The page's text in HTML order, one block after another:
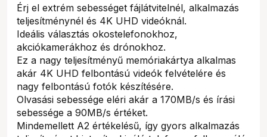
Érj el extrém sebességet fájlátvitelnél, alkalmazás
teljesítménynél és 4K UHD videóknál.
Ideális választás okostelefonokhoz,
akciókamerákhoz és drónokhoz.
Ez a nagy teljesítményű memóriakártya alkalmas
akár 4K UHD felbontású videók felvételére és
nagy felbontású fotók készítésére.
Olvasási sebessége eléri akár a 170MB/s és írási
sebessége a 90MB/s értéket.
Mindemellett A2 értékelésű, így gyors alkalmazás